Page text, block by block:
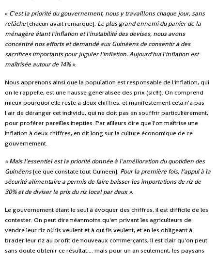
« C'est la priorité du gouvernement, nous y travaillons chaque jour, sans
relâche[chacun avait remarqué]. Le plus grand ennemi du panier de la
ménagère étant l'inflation et l'instabilité des devises, nous avons
concentré nos efforts et demandé aux Guinéens de consentir à des
sacrifices importants pour juguler l'inflation. Aujourd'hui l'inflation est
maîtrisée autour de 14% ».
Nous apprenons ainsi que la population est responsable de l'inflation, qui
on le rappelle, est une hausse généralisée des prix (sic!!!). On comprend
mieux pourquoi elle reste à deux chiffres, et manifestement cela n'a pas
l'air de déranger cet individu, qui ne doit pas en souffrir particulièrement,
pour proférer pareilles inepties. Par ailleurs dire que l'on maîtrise une
inflation à deux chiffres, en dit long sur la culture économique de ce
gouvernement.
« Mais l'essentiel est la priorité donnée à l'amélioration du quotidien des
Guinéens[ce que constate tout Guinéen]. Pour la première fois, l'appui à la
sécurité alimentaire a permis de faire baisser les importations de riz de
30% et de diviser le prix du riz local par deux ».
Le gouvernement étant le seul à évoquer des chiffres, il est difficile de les
contester. On peut dire néanmoins qu'en privant les agriculteurs de
vendre leur riz où ils veulent et à qui ils veulent, et en les obligeant à
brader leur riz au profit de nouveaux commerçants, il est clair qu'on peut
sans doute obtenir ce résultat.... mais pour un an seulement, les paysans